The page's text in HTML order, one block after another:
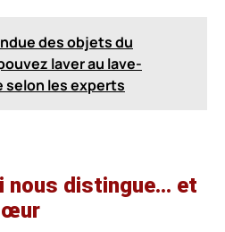
des objets du
laver au lave-
selon les experts
nous distingue… et